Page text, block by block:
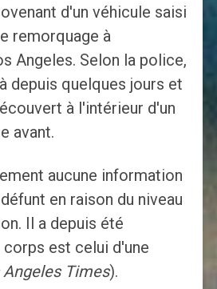
d'un véhicule saisi
remorquage à
Angeles. Selon la police,
depuis quelques jours et
à l'intérieur d'un
avant.
aucune information
en raison du niveau
Il a depuis été
est celui d'une
Angeles Times).